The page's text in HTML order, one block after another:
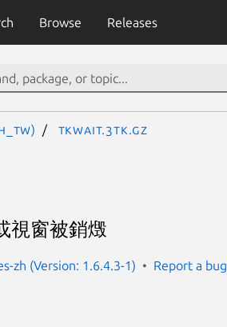
Browse Releases
tkwait.3tk.gz
視窗被銷燬
zh (Version: 1.6.4.3-1) Report a bug